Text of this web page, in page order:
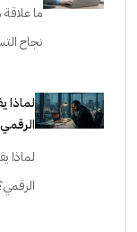
ما
نجاح